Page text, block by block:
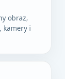
obraz,
kamery i